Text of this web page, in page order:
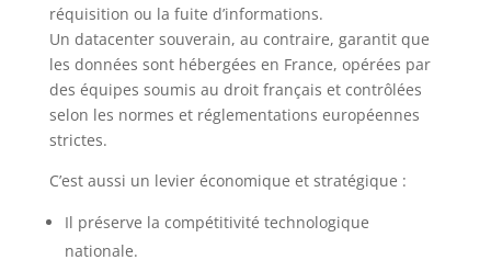
réquisition ou la fuite d’informations.
Un datacenter souverain, au contraire, garantit que
les données sont hébergées en France, opérées par
des équipes soumis au droit français et contrôlées
selon les normes et réglementations européennes
strictes.
C’est aussi un levier économique et stratégique :
Il préserve la compétitivité technologique
nationale.